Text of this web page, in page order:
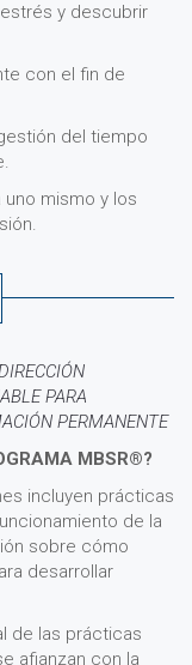
y descubrir
con el fin de
del tiempo
uno mismo y los
PARA
PERMANENTE
MBSR®?
incluyen prácticas
de la
sobre cómo
desarrollar
de las prácticas
afianzan con la